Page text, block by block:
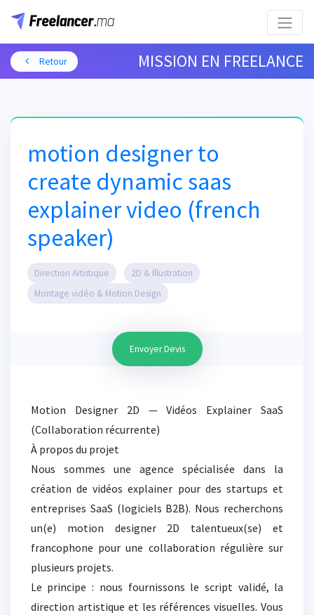
Retour MISSION EN FREELANCE
motion designer to
create dynamic saas
explainer video (french
speaker)
Direction Artistique
2D & Illustration
Montage vidéo & Motion Design
Envoyer Devis
Motion Designer 2D — Vidéos Explainer SaaS
(Collaboration récurrente)
À propos du projet
Nous sommes une agence spécialisée dans la
création de vidéos explainer pour des startups et
entreprises SaaS (logiciels B2B). Nous recherchons
un(e) motion designer 2D talentueux(se) et
francophone pour une collaboration régulière sur
plusieurs projets.
Le principe : nous fournissons le script validé, la
direction artistique et les références visuelles. Vous